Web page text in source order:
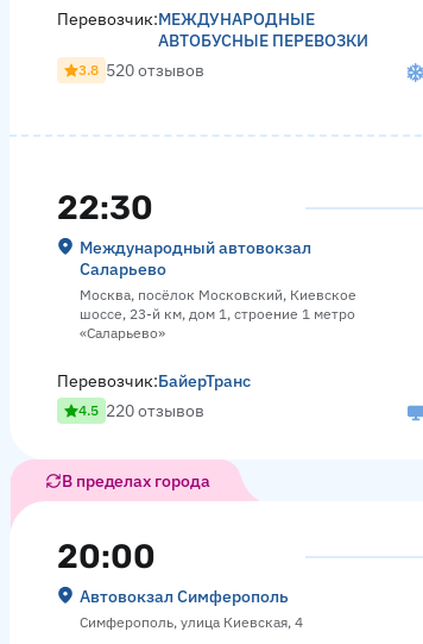
Перевозчик:МЕЖДУНАРОДНЫЕ
АВТОБУСНЫЕ ПЕРЕВОЗКИ
3.8 520 отзывов
22:30
Международный автовокзал
Саларьево
Москва, посёлок Московский, Киевское
шоссе, 23-й км, дом 1, строение 1 метро
«Саларьево»
Перевозчик:БайерТранс
4.5 220 отзывов
В пределах города
20:00
Автовокзал Симферополь
Симферополь, улица Киевская, 4